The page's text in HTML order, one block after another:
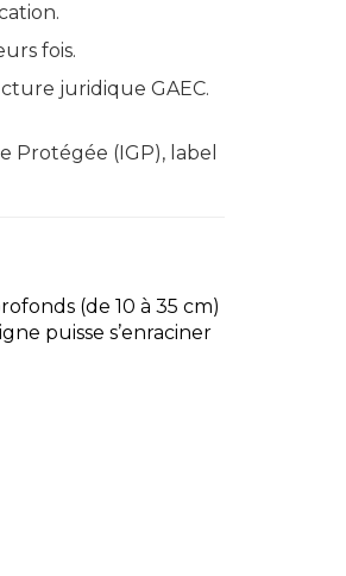
fois.
juridique GAEC.
Protégée (IGP), label
(de 10 à 35 cm)
puisse s’enraciner